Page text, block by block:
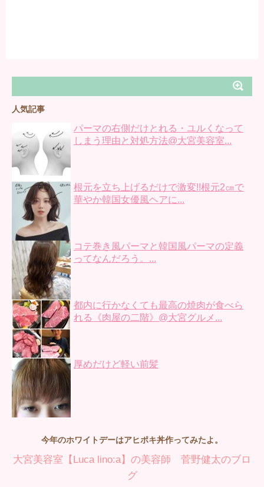
人気記事
パーマの右側だけとれる・ユルくなって
しまう理由と対処方法@大宮美容室...
根元を立ち上げるだけで激変!!根元2㎝で
華やか韓国女優風ヘアに...
コテ巻き風パーマと韓国風パーマの定義
ってなんだろう。...
都内に行かなくても最高の焼肉が食べら
れる《肉屋の二階》@大宮グルメ...
厚めだけど軽い前髪
今年のホワイトデーはアヒポキ丼作ってみたよ。
大宮美容室【Luca lino:a】の美容師 菅野健太のブロ
グ